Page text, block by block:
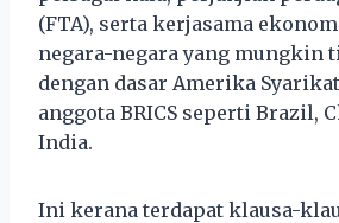
(FTA), serta kerjasama
negara-negara yang mungkin
dengan dasar Amerika
anggota BRICS seperti Brazil,
India.
Ini kerana terdapat klausa-